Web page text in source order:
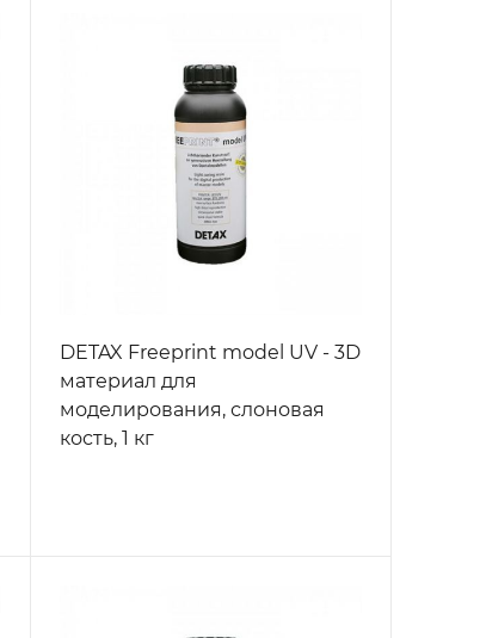
DETAX Freeprint model UV - 3D
материал для
моделирования, слоновая
кость, 1 кг